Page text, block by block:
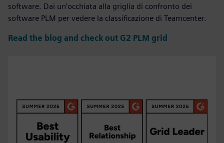
software. Dai un’occhiata alla griglia di confronto dei
software PLM per vedere la classificazione di Teamcenter.
Read the blog and check out G2 PLM grid